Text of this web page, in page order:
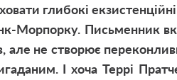
глибокі
Морпорку. Письменник
, але не створює
І хоча Террі